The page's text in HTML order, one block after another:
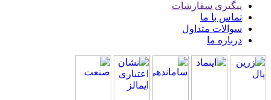
پیگیری سفارشات
تماس با ما
سوالات متداول
درباره ما